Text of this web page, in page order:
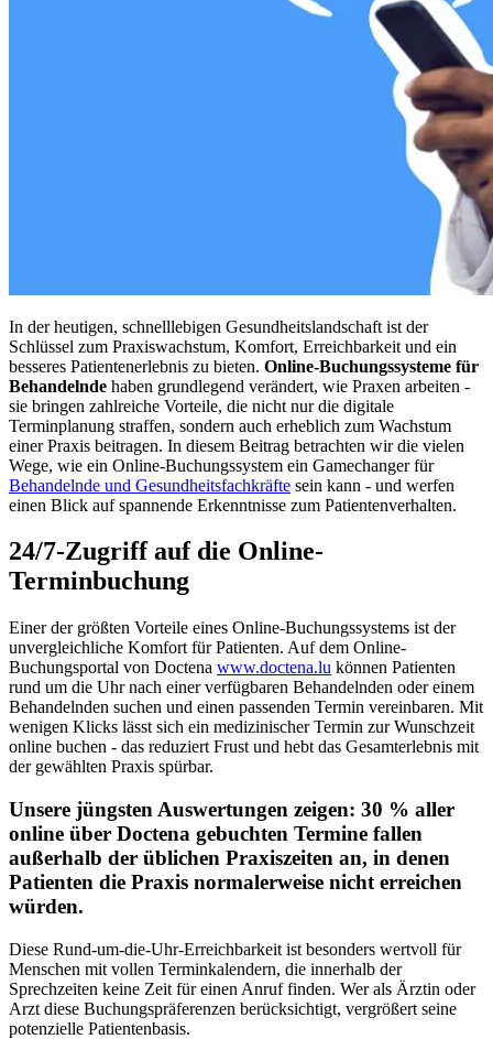
In der heutigen, schnelllebigen Gesundheitslandschaft ist der
Schlüssel zum Praxiswachstum, Komfort, Erreichbarkeit und ein
besseres Patientenerlebnis zu bieten. Online-Buchungssysteme für
Behandelnde haben grundlegend verändert, wie Praxen arbeiten -
sie bringen zahlreiche Vorteile, die nicht nur die digitale
Terminplanung straffen, sondern auch erheblich zum Wachstum
einer Praxis beitragen. In diesem Beitrag betrachten wir die vielen
Wege, wie ein Online-Buchungssystem ein Gamechanger für
Behandelnde und Gesundheitsfachkräfte sein kann - und werfen
einen Blick auf spannende Erkenntnisse zum Patientenverhalten.
24/7-Zugriff auf die Online-
Terminbuchung
Einer der größten Vorteile eines Online-Buchungssystems ist der
unvergleichliche Komfort für Patienten. Auf dem Online-
Buchungsportal von Doctena www.doctena.lu können Patienten
rund um die Uhr nach einer verfügbaren Behandelnden oder einem
Behandelnden suchen und einen passenden Termin vereinbaren. Mit
wenigen Klicks lässt sich ein medizinischer Termin zur Wunschzeit
online buchen - das reduziert Frust und hebt das Gesamterlebnis mit
der gewählten Praxis spürbar.
Unsere jüngsten Auswertungen zeigen: 30 % aller
online über Doctena gebuchten Termine fallen
außerhalb der üblichen Praxiszeiten an, in denen
Patienten die Praxis normalerweise nicht erreichen
würden.
Diese Rund-um-die-Uhr-Erreichbarkeit ist besonders wertvoll für
Menschen mit vollen Terminkalendern, die innerhalb der
Sprechzeiten keine Zeit für einen Anruf finden. Wer als Ärztin oder
Arzt diese Buchungspräferenzen berücksichtigt, vergrößert seine
potenzielle Patientenbasis.